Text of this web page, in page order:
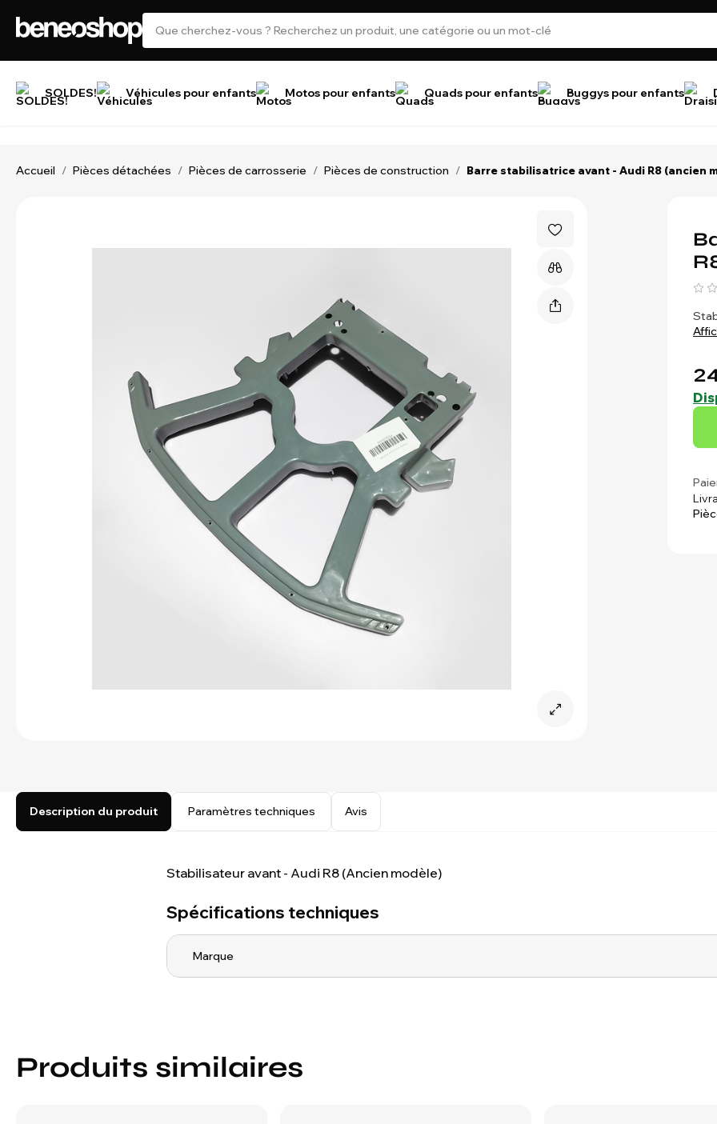
SOLDES! Véhicules pour enfants Motos pour enfants Quads pour enfants Buggys pour enfants
Accueil / Pièces détachées / Pièces de carrosserie / Pièces de construction / Barre stabilisatrice avant - Audi R8 (ancien
Description du produit Paramètres techniques Avis
Stabilisateur avant - Audi R8 (Ancien modèle)
Spécifications techniques
Marque
Produits similaires